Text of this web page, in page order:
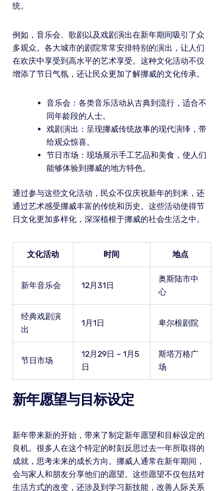
统。
例如，音乐会、歌剧以及戏剧演出在新年期间吸引了众
多观众。各大城市的剧院常常安排特别的演出，让人们
在欢庆中享受到高水平的艺术享受。这种文化活动不仅
增添了节日气氛，还让民众更加了解挪威的文化传承。
音乐会：各类音乐活动从古典到流行，适合不
同年龄段的人士。
戏剧演出：呈现挪威传统故事的现代演绎，带
给观众惊喜。
节日市场：现场展示手工艺品和美食，使人们
能够体验到挪威的地方特色。
通过参与这些文化活动，民众不仅庆祝新年的到来，还
通过艺术感受挪威丰富的传统和历史。这些活动使得节
日文化更加多样化，深深植根于挪威的社会生活之中。
文化活动 时间 地点
新年音乐会 12月31日
奥斯陆市中
心
经典戏剧演
出
1月1日 卑尔根剧院
节日市场
12月29日 – 1月5
日
斯塔万格广
场
新年愿望与目标设定
新年带来新的开始，带来了制定新年愿望和目标设定的
良机。很多人在这个特定的时刻反思过去一年所取得的
成就，思考未来的成长方向。挪威人通常在新年期间，
会与家人和朋友分享他们的愿望。这些愿望不仅包括对
生活方式的改变，还涉及到学习新技能，改善人际关系